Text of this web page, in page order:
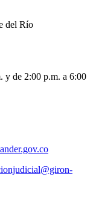
del Río
y de 2:00 p.m. a 6:00